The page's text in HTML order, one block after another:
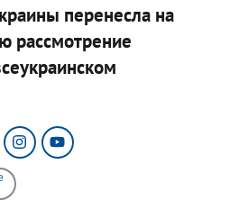
перенесла на
рассмотрение